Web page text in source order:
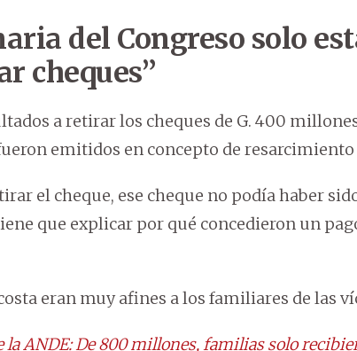
del Congreso solo
cheques”
a retirar los cheques de G. 400
emitidos en concepto de
el cheque, ese cheque no podía haber
que explicar por qué concedieron un
eran muy afines a los familiares de las
ANDE: De 800 millones, familias solo